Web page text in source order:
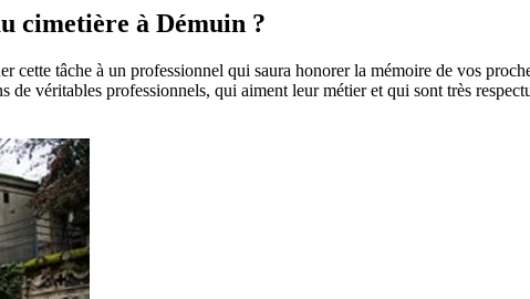
cimetière à Démuin ?
tâche à un professionnel qui saura honorer la mémoire de vos
véritables professionnels, qui aiment leur métier et qui sont très